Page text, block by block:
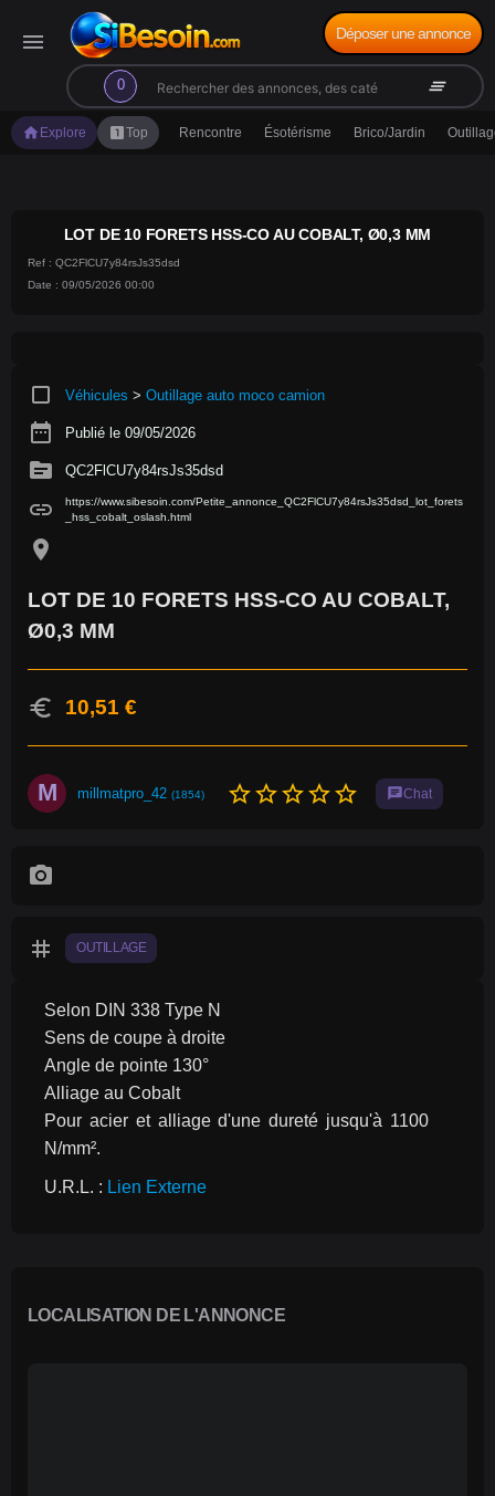
menu
0
search clear_all
Déposer une annonce
home Explore looks_oneTop Rencontre Ésotérisme Brico/Jardin
LOT DE 10 FORETS HSS-CO AU COBALT, Ø0,3 MM
Ref : QC2FlCU7y84rsJs35dsd
Date : 09/05/2026 00:00
crop_square Véhicules > Outillage auto moco camion
date_range Publié le 09/05/2026
source QC2FlCU7y84rsJs35dsd
link
https://www.sibesoin.com/Petite_annonce_QC2FlCU7y84rsJs35dsd_lot_forets
_hss_cobalt_oslash.html
location_on
LOT DE 10 FORETS HSS-CO AU COBALT,
Ø0,3 MM
euro 10,51 €
M millmatpro_42 (1854) star_borderstar_borderstar_borderstar_borderstar_border chatChat
photo_camera
tag OUTILLAGE
Selon DIN 338 Type N
Sens de coupe à droite
Angle de pointe 130°
Alliage au Cobalt
Pour acier et alliage d'une dureté jusqu'à 1100
N/mm².
U.R.L. : Lien Externe
LOCALISATION DE L'ANNONCE